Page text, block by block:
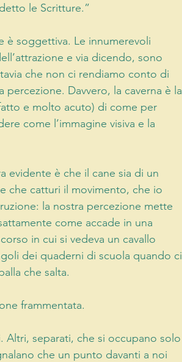
le Scritture.”
è soggettiva. Le innumerevoli
e via dicendo, sono
che non ci rendiamo conto di
Davvero, la caverna è la
e molto acuto) di come per
come l’immagine visiva e la
evidente è che il cane sia di un
che catturi il movimento, che io
la nostra percezione mette
come accade in una
in cui si vedeva un cavallo
dei quaderni di scuola quando ci
che salta.
frammentata.
separati, che si occupano solo
che un punto davanti a noi